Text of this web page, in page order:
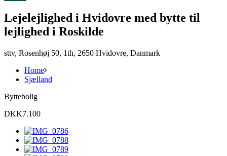
Lejelejlighed i Hvidovre med bytte til
lejlighed i Roskilde
sttv, Rosenhøj 50, 1th, 2650 Hvidovre, Danmark
Home
Sjælland
Byttebolig
DKK7.100